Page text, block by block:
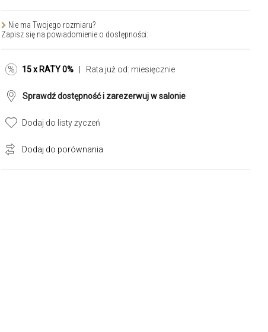
Nie ma Twojego rozmiaru?
Zapisz się na powiadomienie o dostępności:
15 x RATY 0% | Rata już od: miesięcznie
Sprawdź dostępność i zarezerwuj w salonie
Dodaj do listy życzeń
Dodaj do porównania